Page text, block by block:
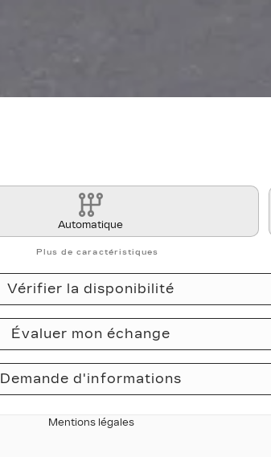
Automatique
Plus de caractéristiques
Vérifier la disponibilité
Évaluer mon échange
Demande d'informations
Mentions légales